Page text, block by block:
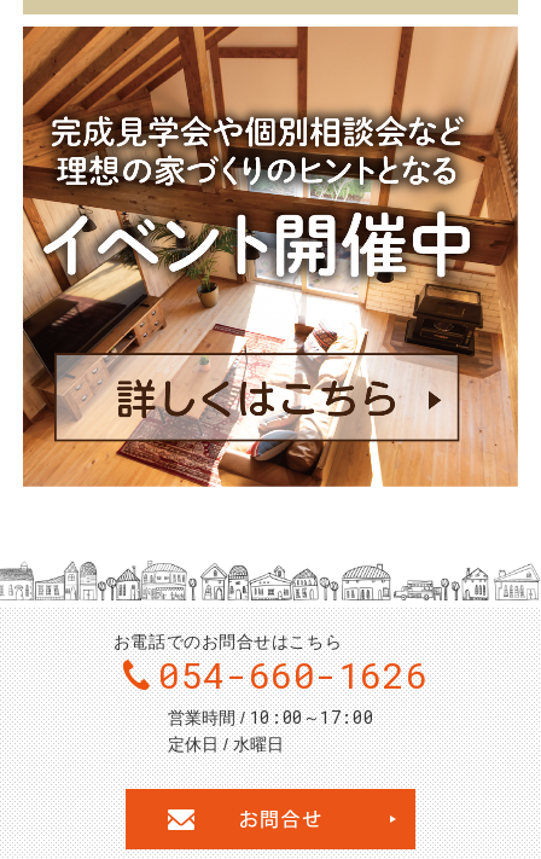
お電話でのお問合せはこちら
054-660-1626
営業時間 10:00～17:00
定休日 水曜日
お問合せ・ご